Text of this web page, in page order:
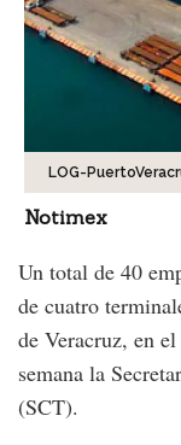
LOG-
Notimex
Un total de 40
de cuatro
de Veracruz, en
semana la
(SCT).